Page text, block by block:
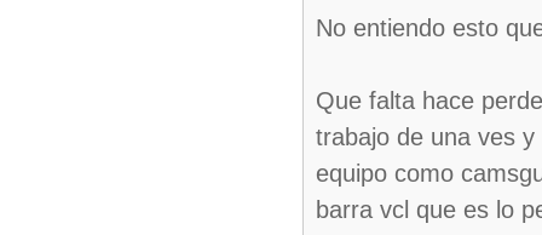
No entiendo esto
Que falta hace
trabajo de una ves
equipo como
barra vcl que es lo